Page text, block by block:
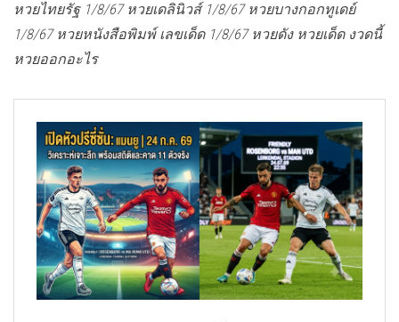
หวยไทยรัฐ 1/8/67 หวยเดลินิวส์ 1/8/67 หวยบางกอกทูเดย์
1/8/67 หวยหนังสือพิมพ์ เลขเด็ด 1/8/67 หวยดัง หวยเด็ด งวดนี้
หวยออกอะไร